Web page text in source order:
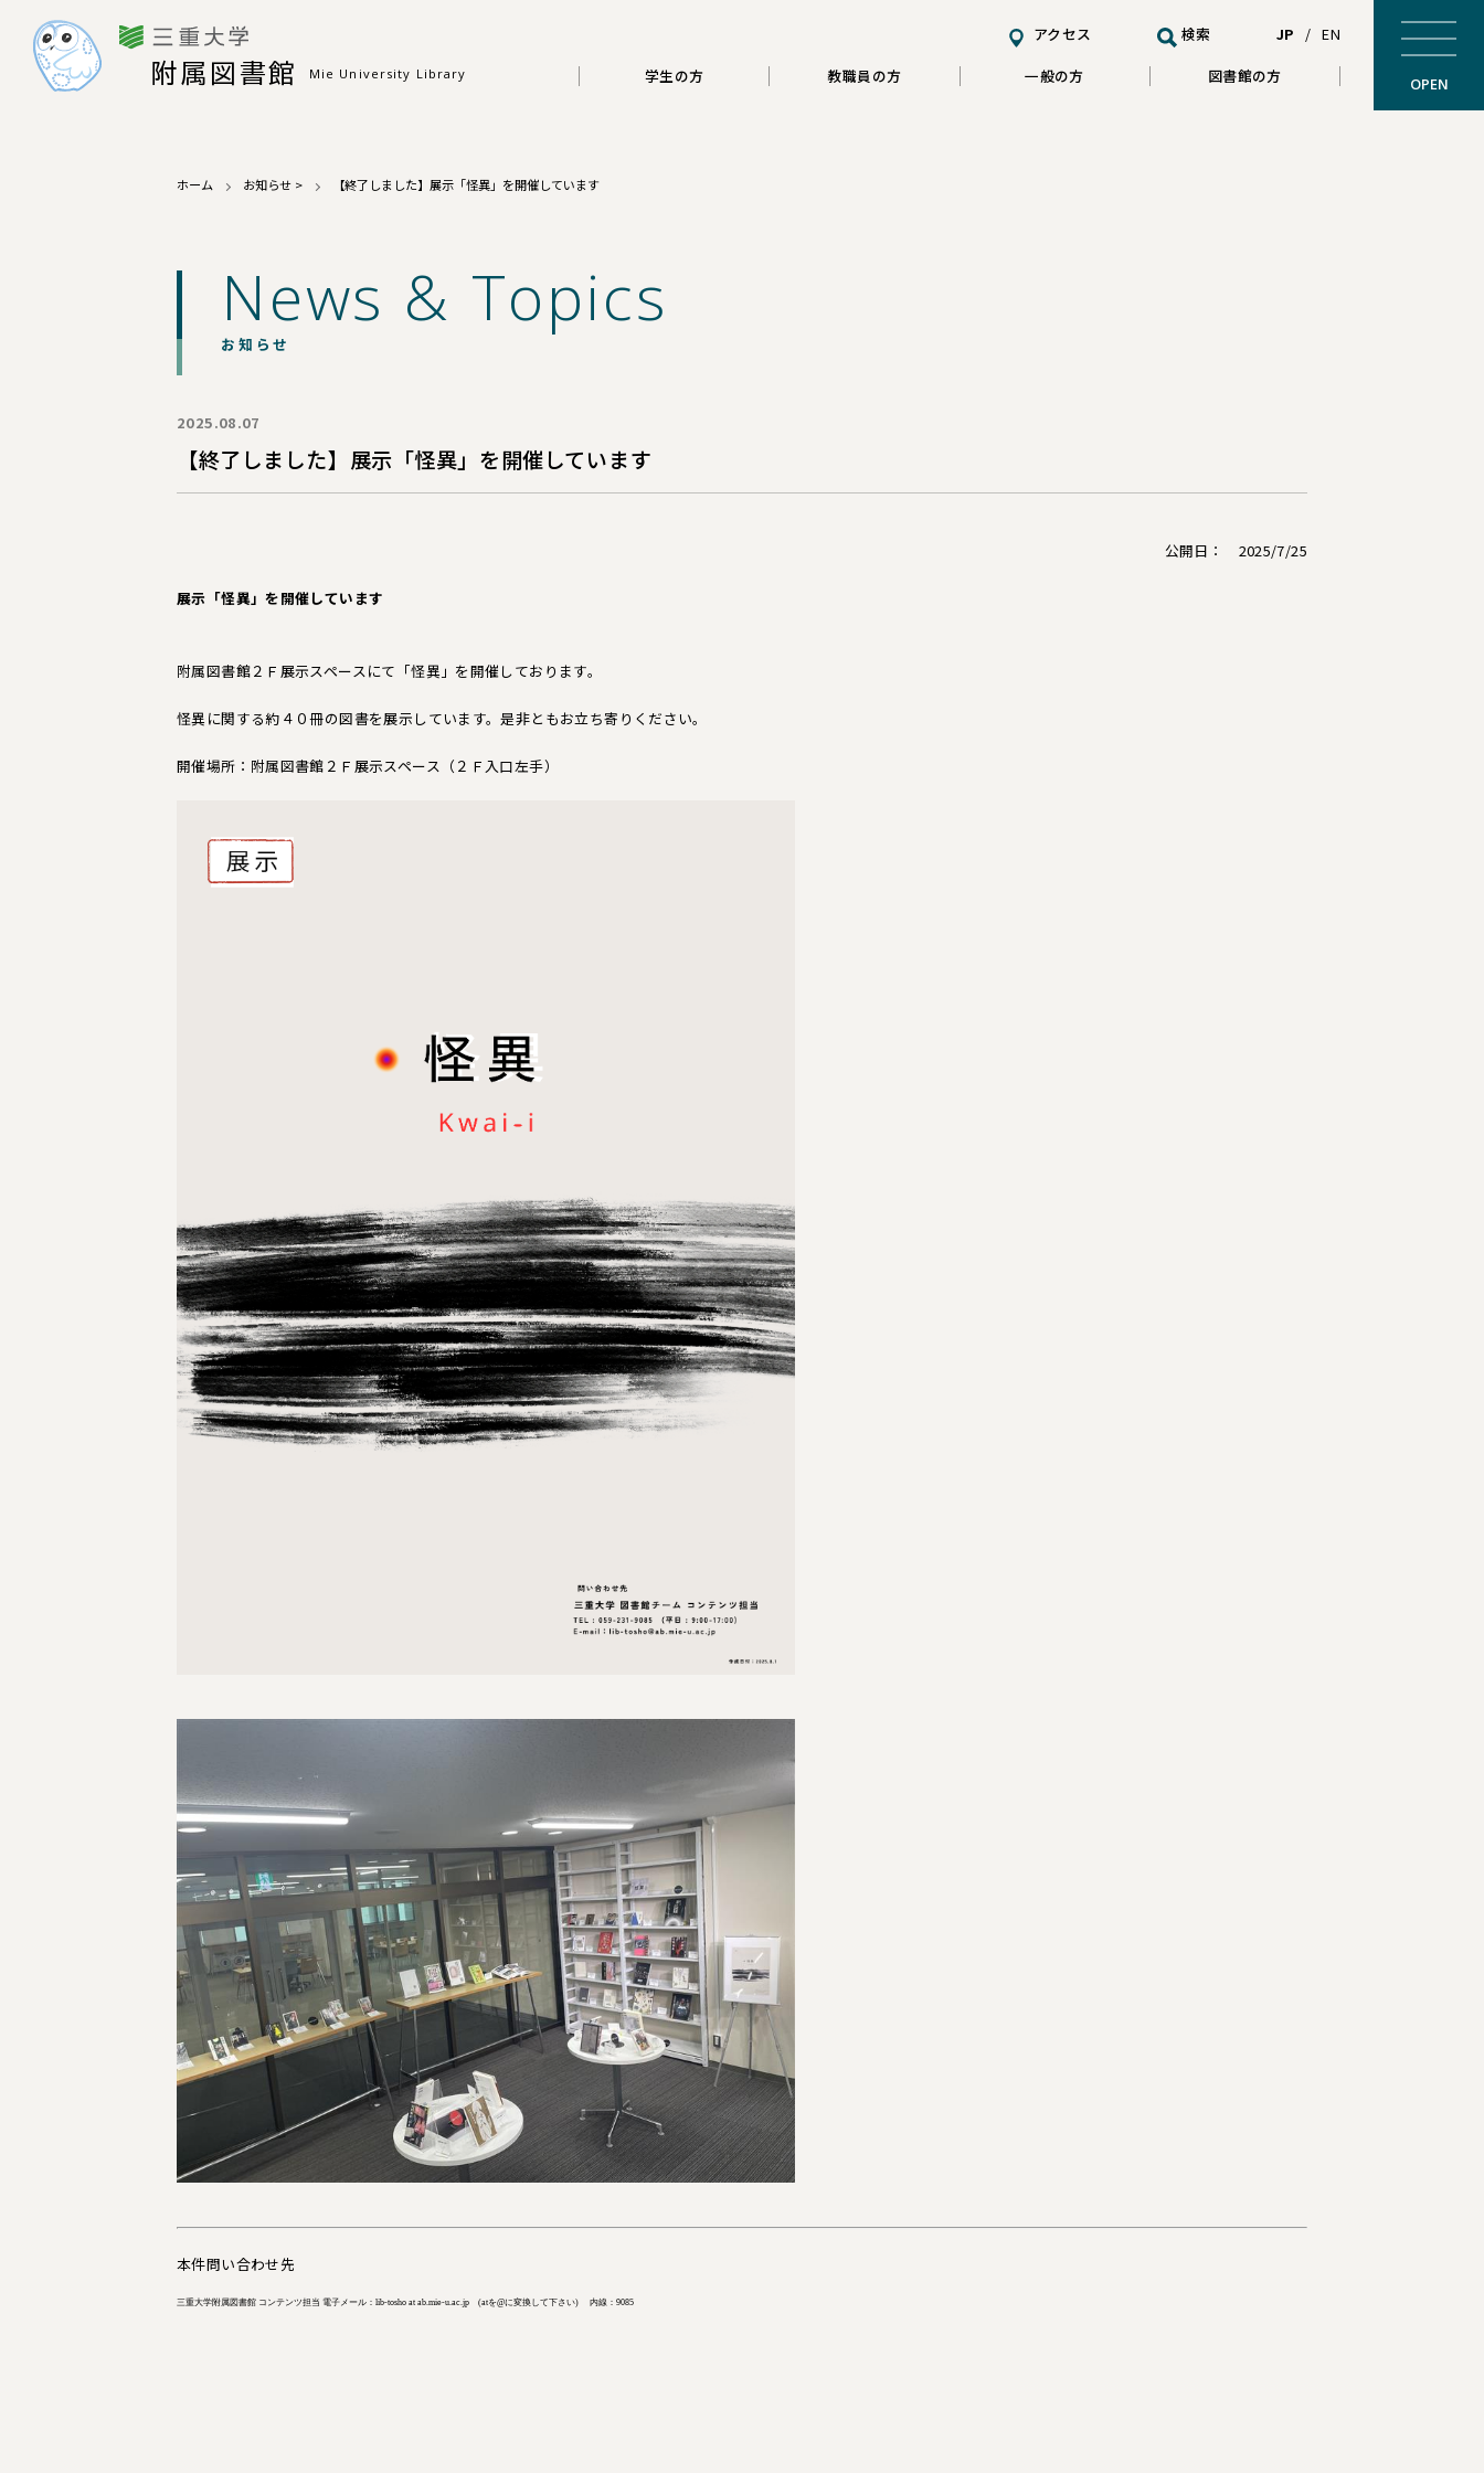
附属図書館 Mie University Library 学生の方 教職員の方 一般の方 図書館の方
アクセス 検索 JP / EN
OPEN
ホーム お知らせ > 【終了しました】展示「怪異」を開催しています
News & Topics
お知らせ
2025.08.07
【終了しました】展示「怪異」を開催しています
公開日： 2025/7/25
展示「怪異」を開催しています
附属図書館２Ｆ展示スペースにて「怪異」を開催しております。
怪異に関する約４０冊の図書を展示しています。是非ともお立ち寄りください。
開催場所：附属図書館２Ｆ展示スペース（２Ｆ入口左手）
本件問い合わせ先
三重大学附属図書館 コンテンツ担当 電子メール：lib-tosho at ab.mie-u.ac.jp (atを@に変換して下さい) 内線：9085